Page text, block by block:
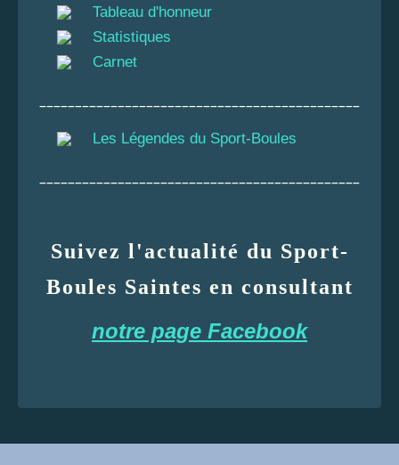
Tableau d'honneur
Statistiques
Carnet
Les Légendes du Sport-Boules
Suivez l'actualité du Sport-
Boules Saintes en consultant
notre page Facebook